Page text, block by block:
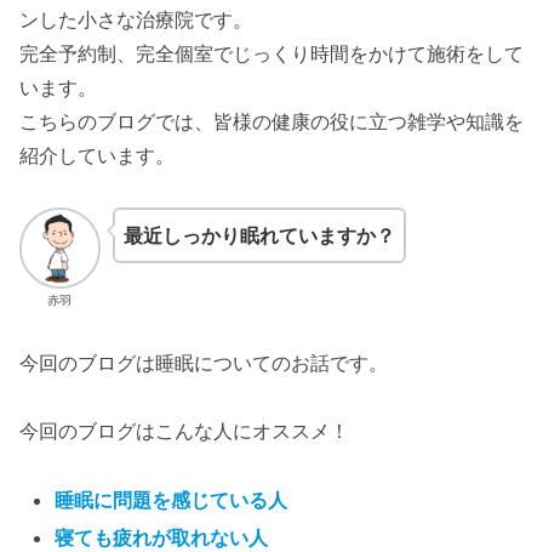
ンした小さな治療院です。
完全予約制、完全個室でじっくり時間をかけて施術をして
います。
こちらのブログでは、皆様の健康の役に立つ雑学や知識を
紹介しています。
赤羽
最近しっかり眠れていますか？
今回のブログは睡眠についてのお話です。
今回のブログはこんな人にオススメ！
睡眠に問題を感じている人
寝ても疲れが取れない人